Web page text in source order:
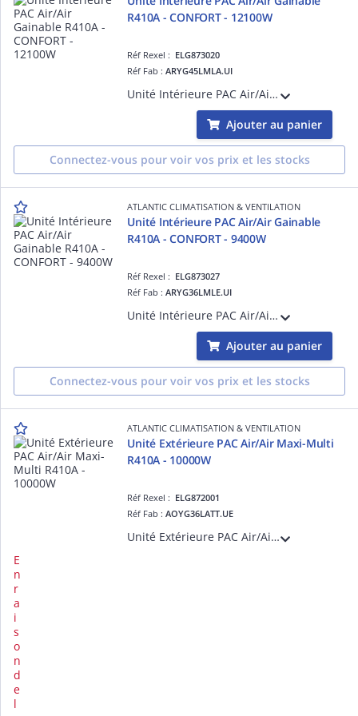
R410A - CONFORT - 12100W
Réf Rexel : ELG873020
Réf Fab :ARYG45LMLA.UI
Unité Intérieure PAC Air/Air Gainable R410A - CONFORT - 12100W - Dc inverter - Confort acoustique - Discrétion - Pression statique réglable de 30 à 150 pa - Télécommande filaire
Ajouter au panier
Connectez-vous pour voir vos prix et les stocks
ATLANTIC CLIMATISATION & VENTILATION
Unité Intérieure PAC Air/Air Gainable
R410A - CONFORT - 9400W
Réf Rexel : ELG873027
Réf Fab :ARYG36LMLE.UI
Unité Intérieure PAC Air/Air Gainable R410A - CONFORT - 9400W - Dc inverter - Confort acoustique - Discrétion - Pression statique réglable de 30 à 150 pa - Télécommande filaire
Ajouter au panier
Connectez-vous pour voir vos prix et les stocks
ATLANTIC CLIMATISATION & VENTILATION
Unité Extérieure PAC Air/Air Maxi-Multi
R410A - 10000W
Réf Rexel : ELG872001
Réf Fab :AOYG36LATT.UE
Unité Extérieure PAC Air/Air Maxi-Multi R410A - 10000W - Alimentation triphasée 400 V+N - Dc inverter - Double rotor
E
n
r
a
i
s
o
n
d
e
l